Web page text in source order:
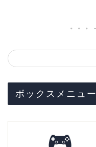
ボックスメニュー